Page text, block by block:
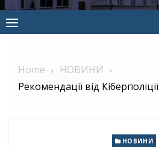
Home
НОВИНИ
Рекомендації від Кіберполіції
НОВИНИ